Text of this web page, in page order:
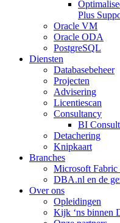
Plus
Oracle VM
Oracle ODA
PostgreSQL
Diensten
Databasebeheer
Projecten
Advisering
Licentiescan
Consultancy
BI
Detachering
Knipkaart
Branches
Microsoft Fabric
DBA.nl en de
Over ons
Opleidingen
Kijk ‘ns binnen